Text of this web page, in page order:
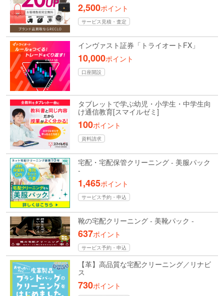
2,500ポイント
サービス見積・査定
インヴァスト証券「トライオートFX」
10,000ポイント
口座開設
タブレットで学ぶ幼児・小学生・中学生向
け通信教育[スマイルゼミ]
100ポイント
資料請求
宅配・宅配保管クリーニング - 美服パック
-
1,465ポイント
サービス予約・申込
靴の宅配クリーニング - 美靴パック -
637ポイント
サービス予約・申込
【革】高品質な宅配クリーニング／リナビ
ス
730ポイント